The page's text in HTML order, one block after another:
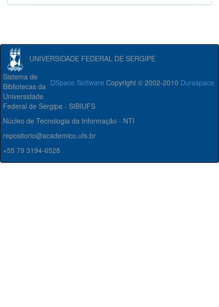
UNIVERSIDADE FEDERAL DE SERGIPE
DSpace Software Copyright © 2002-2010 Duraspace
Sistema de
Bibliotecas da
Universidade
Federal de Sergipe - SIBIUFS
Núcleo de Tecnologia da Informação - NTI
repositorio@academico.ufs.br
+55 79 3194-6528